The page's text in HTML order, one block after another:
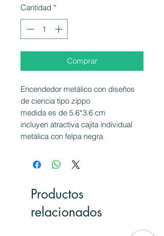
Cantidad *
Comprar
Encendedor metálico con diseños
de ciencia tipo zippo
medida es de 5.6*3.6 cm
incluyen atractiva cajita individual
metálica con felpa negra
Productos
relacionados